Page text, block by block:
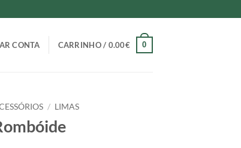
CONTA CARRINHO / 0.00€ 0
/ LIMAS